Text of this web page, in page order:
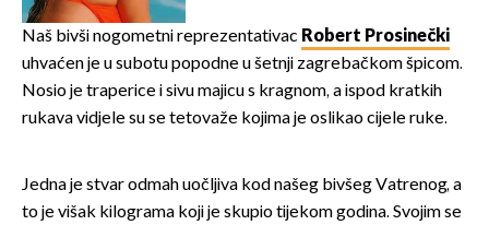
Naš bivši nogometni reprezentativac Robert Prosinečki
uhvaćen je u subotu popodne u šetnji zagrebačkom špicom.
Nosio je traperice i sivu majicu s kragnom, a ispod kratkih
rukava vidjele su se tetovaže kojima je oslikao cijele ruke.
Jedna je stvar odmah uočljiva kod našeg bivšeg Vatrenog, a
to je višak kilograma koji je skupio tijekom godina. Svojim se